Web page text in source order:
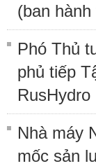
(ban
Phó Thủ
phủ tiếp
RusHydro
Nhà máy
mốc sản